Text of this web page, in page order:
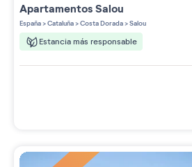
ApartamentosSalou
España>Cataluña>Costa Dorada>Salou
Estancia más responsable